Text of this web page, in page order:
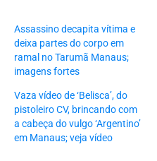
Assassino decapita vítima e
deixa partes do corpo em
ramal no Tarumã Manaus;
imagens fortes
Vaza vídeo de ‘Belisca’, do
pistoleiro CV, brincando com
a cabeça do vulgo ‘Argentino’
em Manaus; veja vídeo